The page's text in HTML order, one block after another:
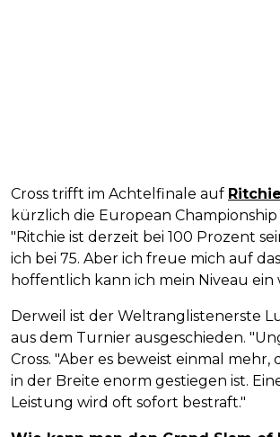
Cross trifft im Achtelfinale auf
kürzlich die European
"Ritchie ist derzeit bei 100 Prozent
ich bei 75. Aber ich freue mich auf
hoffentlich kann ich mein Niveau ein
Derweil ist der Weltranglistenerste
aus dem Turnier ausgeschieden.
Cross. "Aber es beweist einmal mehr,
in der Breite enorm gestiegen ist.
Leistung wird oft sofort bestraft."